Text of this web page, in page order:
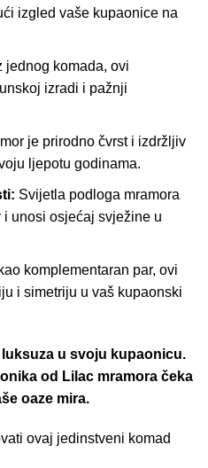
izgled vaše kupaonice na
jednog komada, ovi
izradi i pažnji
je prirodno čvrst i izdržljiv
ljepotu godinama.
Svijetla podloga mramora
unosi osjećaj svježine u
komplementaran par, ovi
i simetriju u vaš kupaonski
u svoju kupaonicu.
od Lilac mramora čeka
oaze mira.
ovaj jedinstveni komad